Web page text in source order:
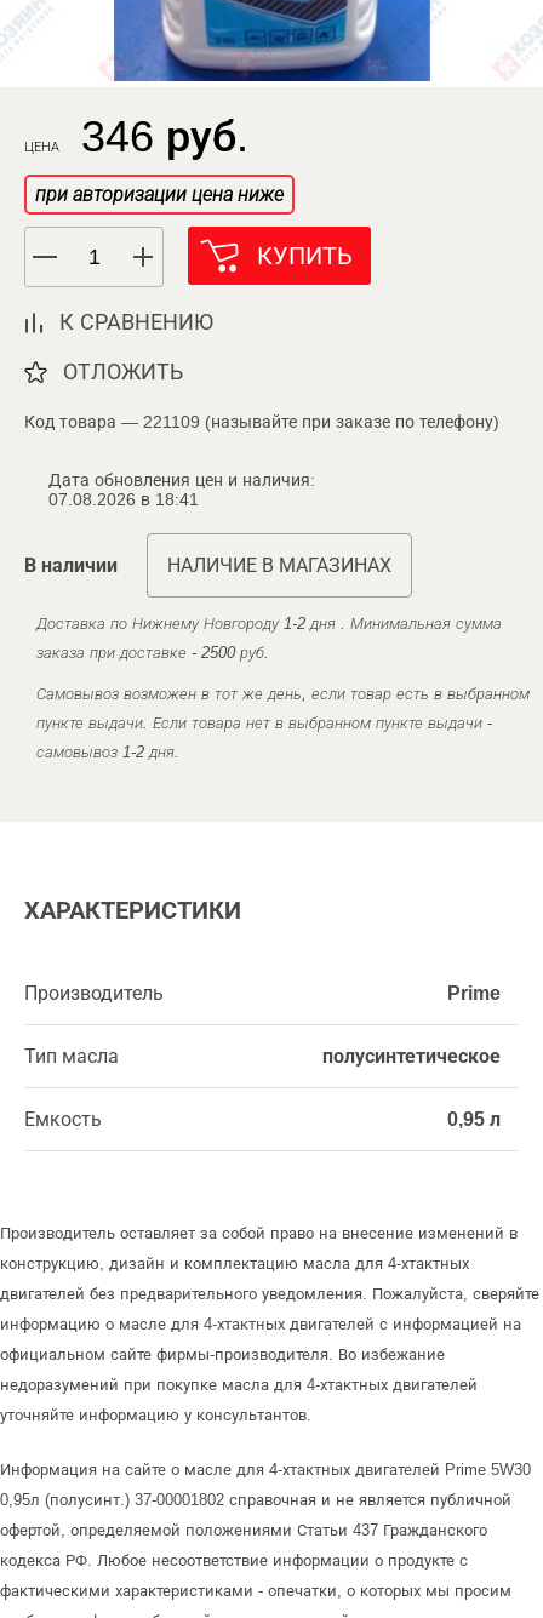
ЦЕНА 346 руб.
при авторизации цена ниже
КУПИТЬ
К СРАВНЕНИЮ
ОТЛОЖИТЬ
Код товара — 221109 (называйте при заказе по телефону)
Дата обновления цен и наличия:
07.08.2026 в 18:41
В наличии НАЛИЧИЕ В МАГАЗИНАХ
Доставка по Нижнему Новгороду 1-2 дня . Минимальная сумма
заказа при доставке - 2500 руб.
Самовывоз возможен в тот же день, если товар есть в выбранном
пункте выдачи. Если товара нет в выбранном пункте выдачи -
самовывоз 1-2 дня.
ХАРАКТЕРИСТИКИ
Производитель Prime
Тип масла полусинтетическое
Емкость 0,95 л
Производитель оставляет за собой право на внесение изменений в
конструкцию, дизайн и комплектацию масла для 4-хтактных
двигателей без предварительного уведомления. Пожалуйста, сверяйте
информацию о масле для 4-хтактных двигателей с информацией на
официальном сайте фирмы-производителя. Во избежание
недоразумений при покупке масла для 4-хтактных двигателей
уточняйте информацию у консультантов.
Информация на сайте о масле для 4-хтактных двигателей Prime 5W30
0,95л (полусинт.) 37-00001802 справочная и не является публичной
офертой, определяемой положениями Статьи 437 Гражданского
кодекса РФ. Любое несоответствие информации о продукте с
фактическими характеристиками - опечатки, о которых мы просим